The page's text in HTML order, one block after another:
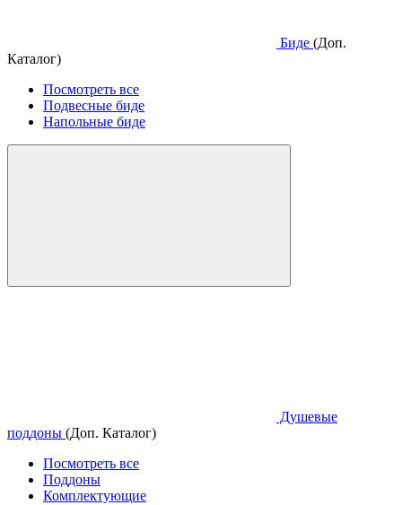
Биде (Доп.
Каталог)
Посмотреть все
Подвесные биде
Напольные биде
Душевые
поддоны (Доп. Каталог)
Посмотреть все
Поддоны
Комплектующие